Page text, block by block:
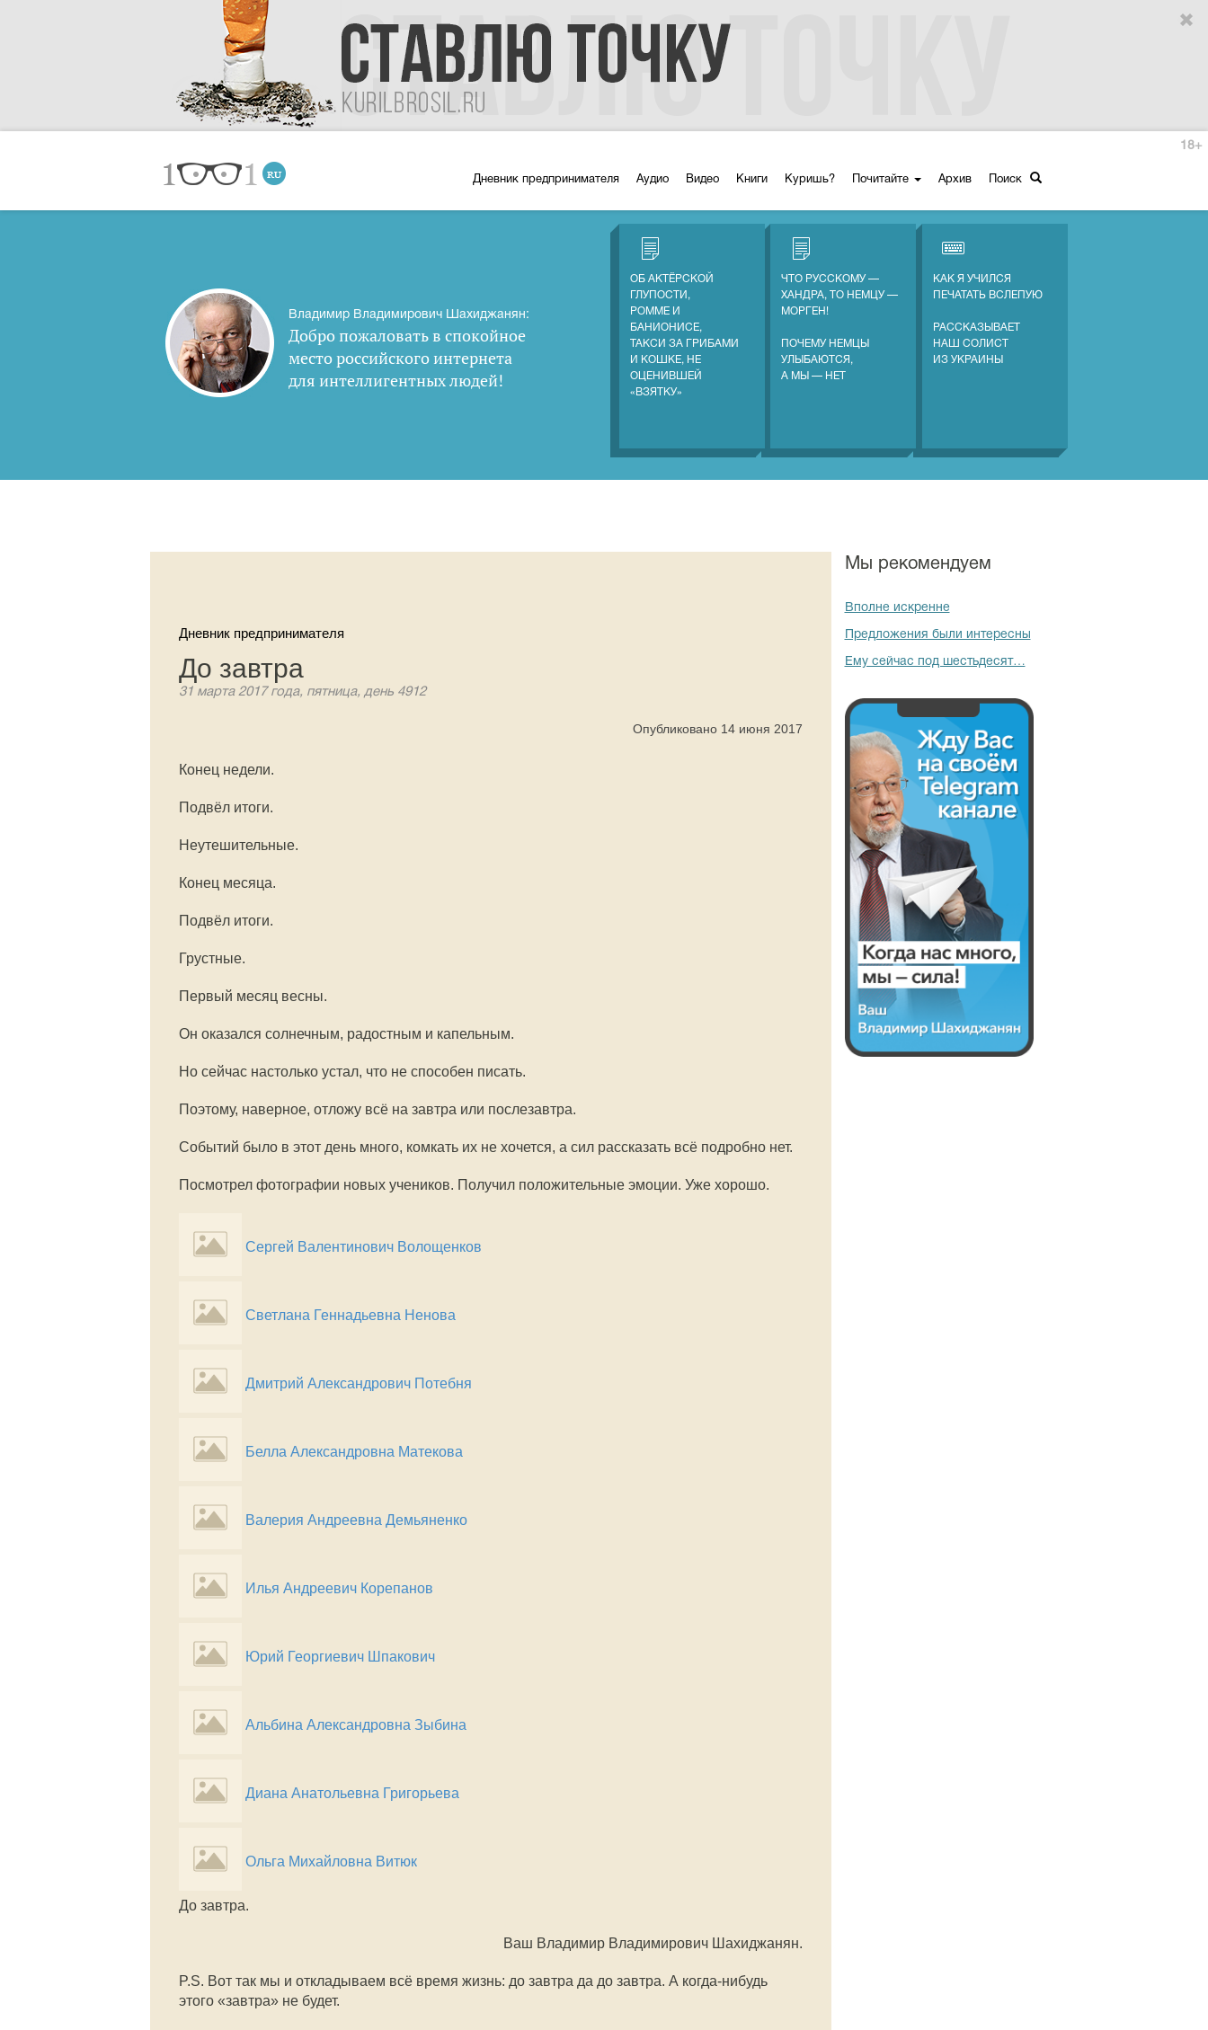
Дневник предпринимателя Аудио Видео Книги Куришь? Почитайте Архив Поиск
18+
Владимир Владимирович Шахиджанян:
Добро пожаловать в спокойное
место российского интернета
для интеллигентных людей!
ОБ АКТЁРСКОЙ
ГЛУПОСТИ,
РОММЕ И
БАНИОНИСЕ,
ТАКСИ ЗА ГРИБАМИ
И КОШКЕ, НЕ
ОЦЕНИВШЕЙ
«ВЗЯТКУ»
ЧТО РУССКОМУ —
ХАНДРА, ТО НЕМЦУ —
МОРГЕН!
ПОЧЕМУ НЕМЦЫ
УЛЫБАЮТСЯ,
А МЫ — НЕТ
КАК Я УЧИЛСЯ
ПЕЧАТАТЬ ВСЛЕПУЮ
РАССКАЗЫВАЕТ
НАШ СОЛИСТ
ИЗ УКРАИНЫ
Дневник предпринимателя
До завтра
31 марта 2017 года, пятница, день 4912
Опубликовано 14 июня 2017
Конец недели.
Подвёл итоги.
Неутешительные.
Конец месяца.
Подвёл итоги.
Грустные.
Первый месяц весны.
Он оказался солнечным, радостным и капельным.
Но сейчас настолько устал, что не способен писать.
Поэтому, наверное, отложу всё на завтра или послезавтра.
Событий было в этот день много, комкать их не хочется, а сил рассказать всё подробно нет.
Посмотрел фотографии новых учеников. Получил положительные эмоции. Уже хорошо.
Сергей Валентинович Волощенков
Светлана Геннадьевна Ненова
Дмитрий Александрович Потебня
Белла Александровна Матекова
Валерия Андреевна Демьяненко
Илья Андреевич Корепанов
Юрий Георгиевич Шпакович
Альбина Александровна Зыбина
Диана Анатольевна Григорьева
Ольга Михайловна Витюк
До завтра.
Ваш Владимир Владимирович Шахиджанян.
P.S. Вот так мы и откладываем всё время жизнь: до завтра да до завтра. А когда-нибудь
этого «завтра» не будет.
Мы рекомендуем
Вполне искренне
Предложения были интересны
Ему сейчас под шестьдесят…